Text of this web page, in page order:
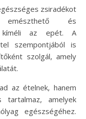
zsiradékot
és
kíméli az epét. A
szempontjából is
szolgál, amely
az ételnek, hanem
tartalmaz, amelyek
egészségéhez.